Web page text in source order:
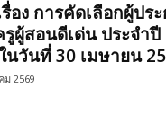
อง การคัดเลือกผู้ปร
ผู้สอนดีเด่น ประจำปี
นวันที่ 30 เมษายน
ม 2569